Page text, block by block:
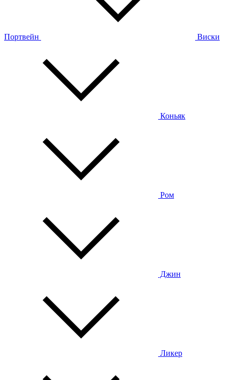
Портвейн Виски
Коньяк
Ром
Джин
Ликер